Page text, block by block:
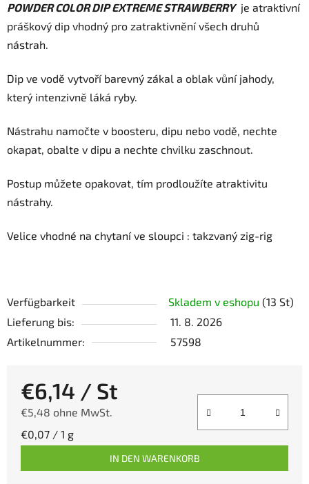
POWDER COLOR DIP EXTREME STRAWBERRYje atraktivní
práškový dip vhodný pro zatraktivnění všech druhů
nástrah.
Dip ve vodě vytvoří barevný zákal a oblak vůní jahody,
který intenzivně láká ryby.
Nástrahu namočte v boosteru, dipu nebo vodě, nechte
okapat, obalte v dipu a nechte chvilku zaschnout.
Postup můžete opakovat, tím prodloužíte atraktivitu
nástrahy.
Velice vhodné na chytaní ve sloupci : takzvaný zig-rig
Verfügbarkeit Skladem v eshopu (13 St)
Lieferung bis:
11. 8. 2026
Artikelnummer:
57598
€6,14 / St
€5,48 ohne MwSt.
Verkaufspreis:
€0,07 / 1 g
IN DEN WARENKORB